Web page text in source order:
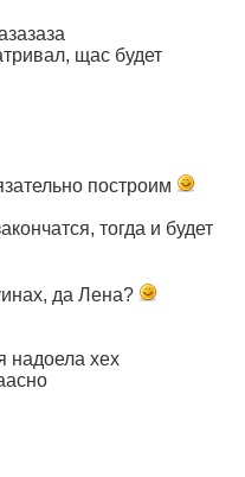
щас будет
построим
тогда и будет
да Лена?
надоела хех